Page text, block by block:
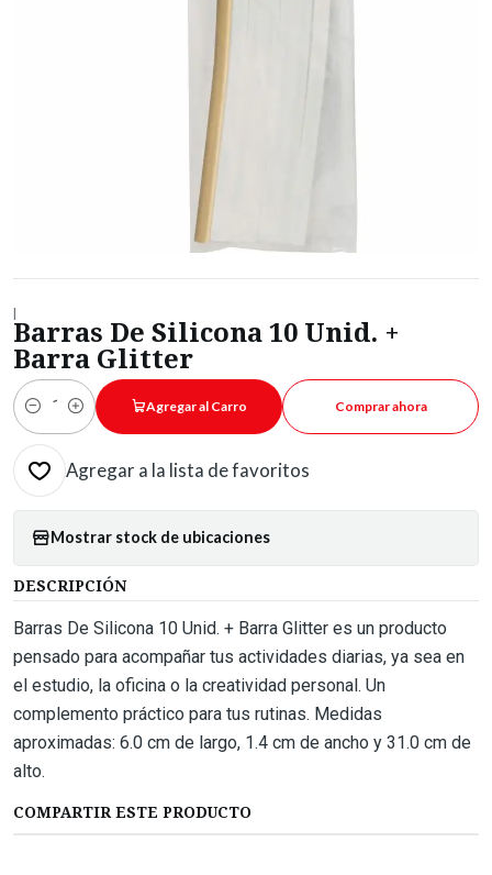
|
Barras De Silicona 10 Unid. +
Barra Glitter
Cantidad
Agregar al Carro Comprar ahora
Agregar a la lista de favoritos
Mostrar stock de ubicaciones
DESCRIPCIÓN
Barras De Silicona 10 Unid. + Barra Glitter es un producto
pensado para acompañar tus actividades diarias, ya sea en
el estudio, la oficina o la creatividad personal. Un
complemento práctico para tus rutinas. Medidas
aproximadas: 6.0 cm de largo, 1.4 cm de ancho y 31.0 cm de
alto.
COMPARTIR ESTE PRODUCTO